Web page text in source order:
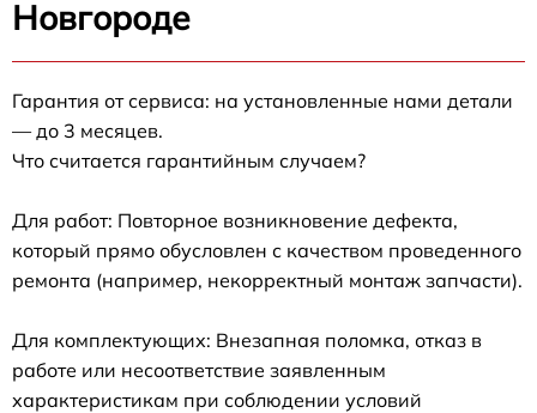
Новгороде
Гарантия от сервиса: на установленные нами детали
— до 3 месяцев.
Что считается гарантийным случаем?
Для работ: Повторное возникновение дефекта,
который прямо обусловлен с качеством проведенного
ремонта (например, некорректный монтаж запчасти).
Для комплектующих: Внезапная поломка, отказ в
работе или несоответствие заявленным
характеристикам при соблюдении условий